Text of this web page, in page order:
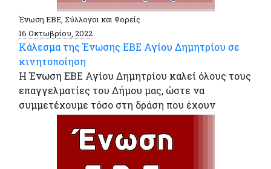
Ένωση ΕΒΕ, Σύλλογοι και Φορείς
16 Οκτωβρίου, 2022
Κάλεσμα της Ένωσης ΕΒΕ Αγίου Δημητρίου σε
κινητοποίηση
Η Ένωση ΕΒΕ Αγίου Δημητρίου καλεί όλους τους
επαγγελματίες του Δήμου μας, ώστε να
συμμετέχουμε τόσο στη δράση που έχουν